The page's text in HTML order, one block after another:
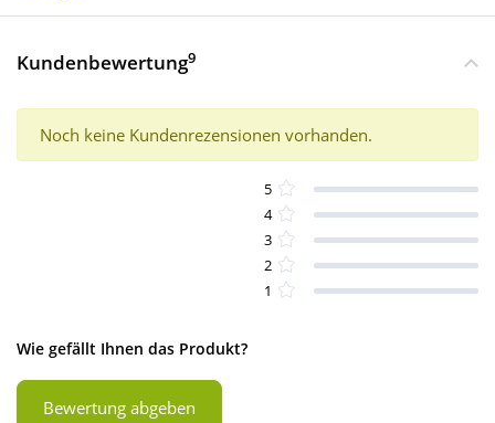
Kundenbewertung9
Noch keine Kundenrezensionen vorhanden.
5
4
3
2
1
Wie gefällt Ihnen das Produkt?
Bewertung abgeben